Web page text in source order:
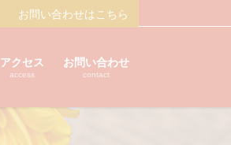
お問い合わせはこちら
アクセス
access
お問い合わせ
contact